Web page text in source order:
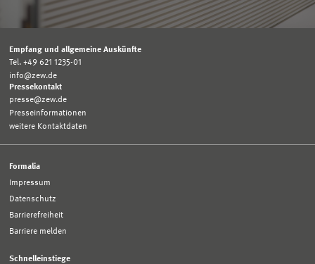
Empfang und allgemeine Auskünfte
Tel. +49 621 1235-01
info@zew.de
Pressekontakt
presse@zew.de
Presseinformationen
weitere Kontaktdaten
Formalia
Impressum
Datenschutz
Barrierefreiheit
Barriere melden
Schnelleinstiege